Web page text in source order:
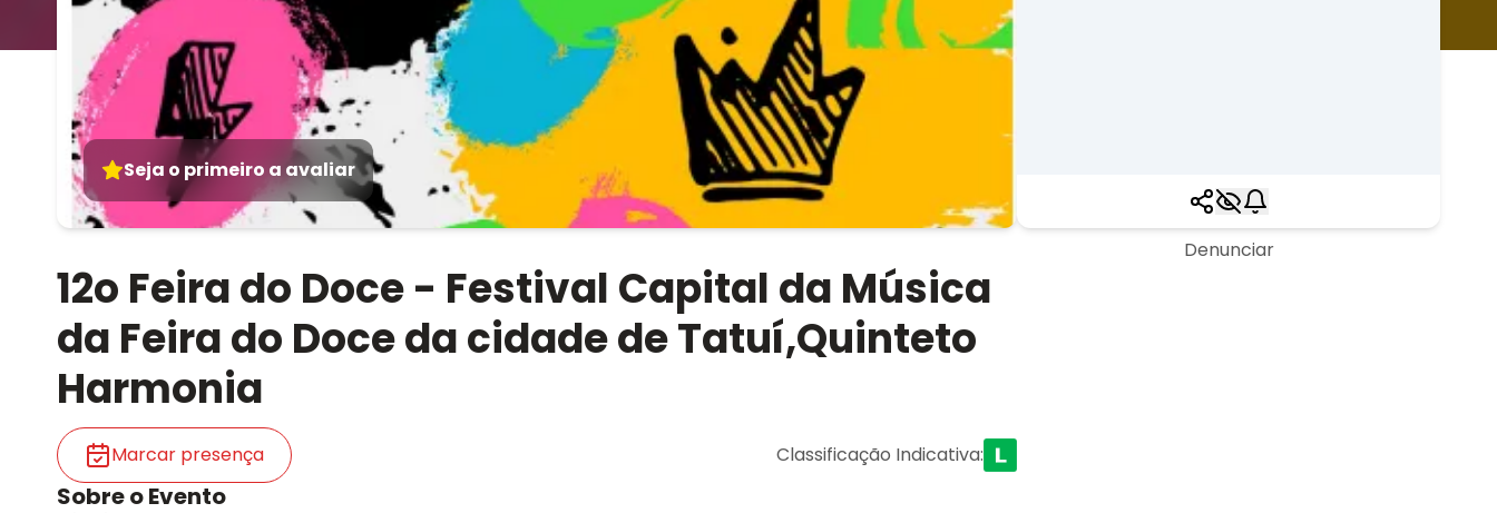
Seja o primeiro a avaliar
12o Feira do Doce - Festival Capital da Música
da Feira do Doce da cidade de Tatuí,Quinteto
Harmonia
Marcar presença Classificação Indicativa:
Sobre o Evento
Denunciar